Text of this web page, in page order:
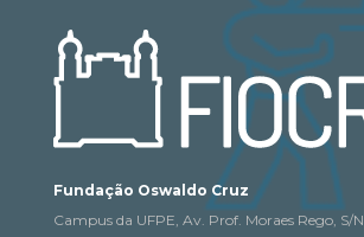
Fundação Oswaldo Cruz
Campus da UFPE, Av. Prof. Moraes Rego, S/N